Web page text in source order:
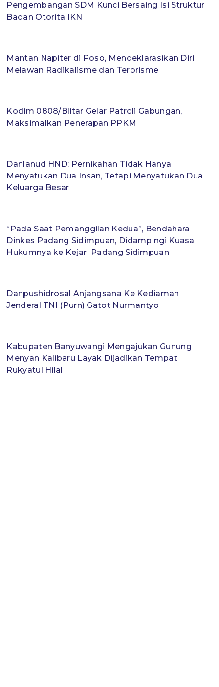
Pengembangan SDM Kunci Bersaing Isi Struktur
Badan Otorita IKN
Mantan Napiter di Poso, Mendeklarasikan Diri
Melawan Radikalisme dan Terorisme
Kodim 0808/Blitar Gelar Patroli Gabungan,
Maksimalkan Penerapan PPKM
Danlanud HND: Pernikahan Tidak Hanya
Menyatukan Dua Insan, Tetapi Menyatukan Dua
Keluarga Besar
“Pada Saat Pemanggilan Kedua”, Bendahara
Dinkes Padang Sidimpuan, Didampingi Kuasa
Hukumnya ke Kejari Padang Sidimpuan
Danpushidrosal Anjangsana Ke Kediaman
Jenderal TNI (Purn) Gatot Nurmantyo
Kabupaten Banyuwangi Mengajukan Gunung
Menyan Kalibaru Layak Dijadikan Tempat
Rukyatul Hilal